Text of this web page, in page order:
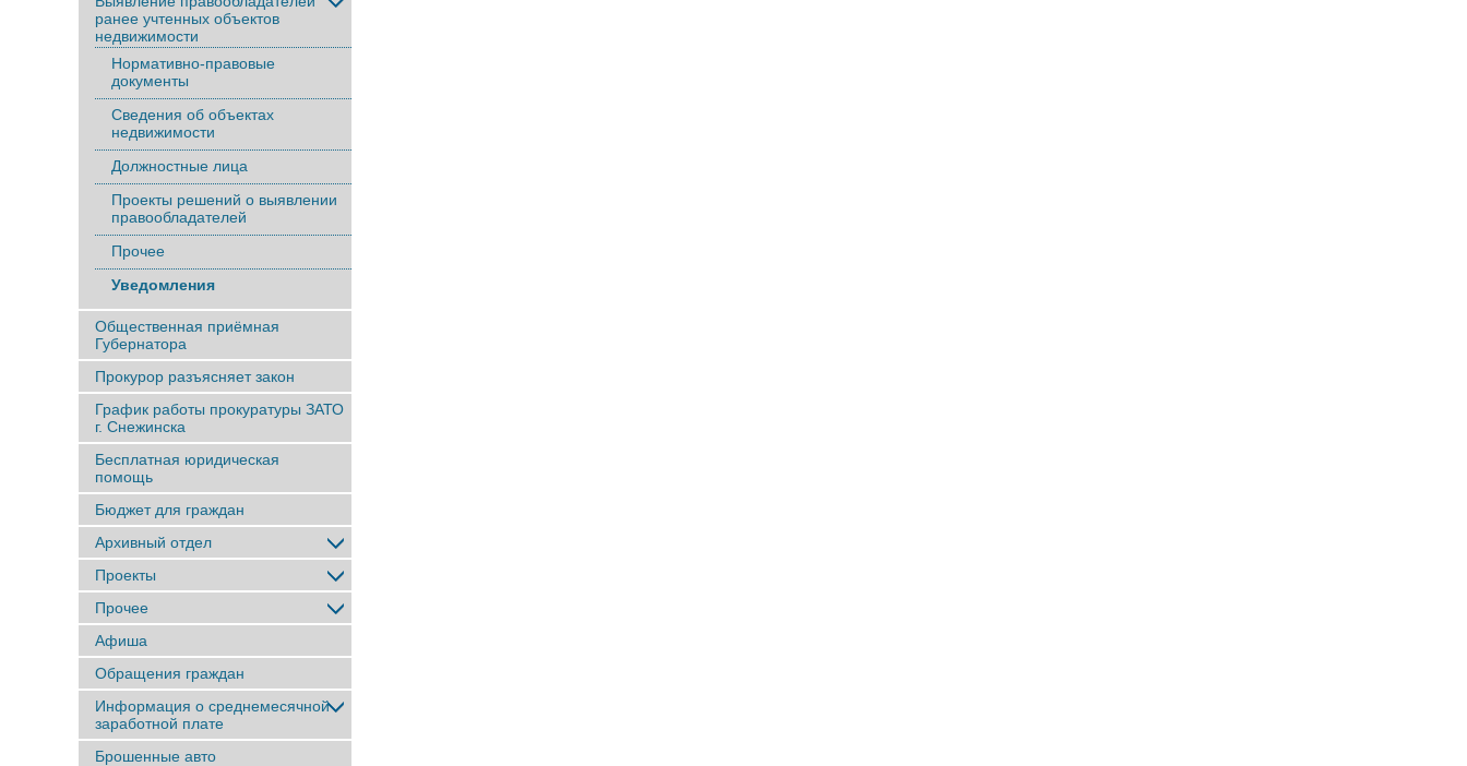
ранее учтенныx объектов
недвижимости
Нормативно-правовые
документы
Сведения об объектах
недвижимости
Должностные лица
Проекты решений о выявлении
правообладателей
Прочее
Уведомления
Общественная приёмная
Губернатора
Прокурор разъясняет закон
График работы прокуратуры ЗАТО
г. Снежинска
Бесплатная юридическая
помощь
Бюджет для граждан
Архивный отдел
Проекты
Прочее
Афиша
Обращения граждан
Информация о среднемесячной
заработной плате
Брошенные авто